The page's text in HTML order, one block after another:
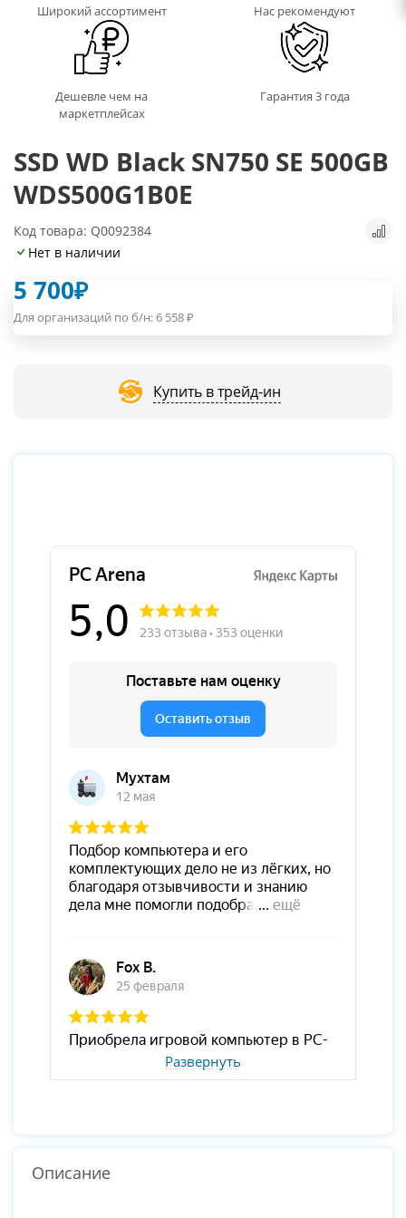
Широкий ассортимент Нас рекомендуют
Дешевле чем на
маркетплейсах
Гарантия 3 года
SSD WD Black SN750 SE 500GB
WDS500G1B0E
Код товара: Q0092384
Нет в наличии
5 700₽
Для организаций по б/н:6 558₽
Купить в трейд-ин
Развернуть
Описание